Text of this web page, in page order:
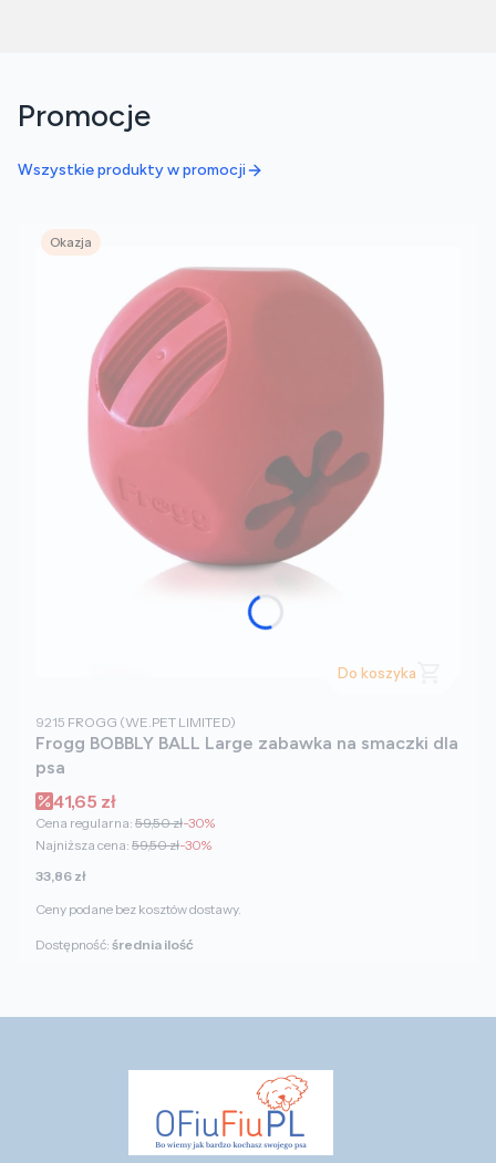
Promocje
Wszystkie produkty w promocji
Okazja
Do koszyka
9215 PRODUCENT
FROGG (WE.PET LIMITED)
Frogg BOBBLY BALL Large zabawka na smaczki dla
psa
Cena promocyjna
41,65 zł
Cena regularna: 59,50 zł-30%
Najniższa cena: 59,50 zł-30%
Cena
33,86 zł
Ceny podane bez kosztów dostawy.
Dostępność: średnia ilość